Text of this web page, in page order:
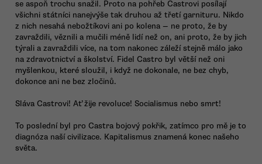
se aspoň trochu snažil. Proto na pohřeb Castrovi posílají
všichni státníci nanejvýše tak druhou až třetí garnituru. Nikdo
z nich nesahá nebožtíkovi ani po kolena — ne proto, že by
zavraždili, věznili a mučili méně lidí než on, ani proto, že by jich
týrali a zavraždili více, na tom nakonec záleží stejně málo jako
na zdravotnictví a školství. Fidel Castro byl větší než oni
myšlenkou, které sloužil, i když ne dokonale, ne bez chyb,
dokonce ani ne bez zločinů.
Sláva Castrovi! Ať žije revoluce! Socialismus nebo smrt!
To poslední byl pro Castra bojový pokřik, zatímco pro mě je to
diagnóza naší civilizace. Kapitalismus znamená konec našeho
světa.